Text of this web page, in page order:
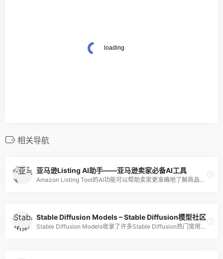
相关导航
亚马逊Listing AI助手——亚马逊卖家必备AI工具
Amazon Listing Tool的AI功能可以帮助卖家更准确地了解商品的销售情况和发展趋势，是亚马逊卖家不可或缺的工具。
Stable Diffusion Models – Stable Diffusion模型社区
Stable Diffusion Models收录了许多Stable Diffusion热门常用模型，可供大家下载使用。